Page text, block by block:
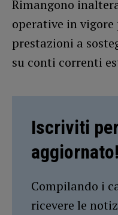
Rimangono
operative in
prestazioni a
su conti correnti
Iscriviti
aggiornato!
Compilando i
ricevere le